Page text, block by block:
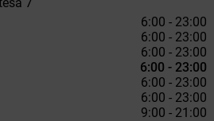
6:00 - 23:00
6:00 - 23:00
6:00 - 23:00
6:00 - 23:00
6:00 - 23:00
6:00 - 23:00
9:00 - 21:00